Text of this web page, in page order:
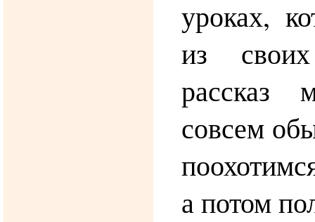
уроках,
из
рассказ
совсем
а потом